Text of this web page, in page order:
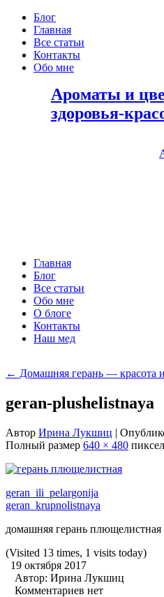
Блог
Главная
Все статьи
Контакты
Обо мне
Ароматы и
здоровья-
Главная
Блог
Все статьи
Обо мне
О блоге
Контакты
Наш мед
← Домашняя герань — красота
geran-plushelistnaya
Автор Ирина Лукшиц |
Полный размер 640 × 480
geran_ili_pelargonija
geran_krupnolistnaya
домашняя герань плющелистная
(Visited 13 times, 1 visits today)
19 октября 2017
Автор: Ирина Лукшиц
Комментариев нет